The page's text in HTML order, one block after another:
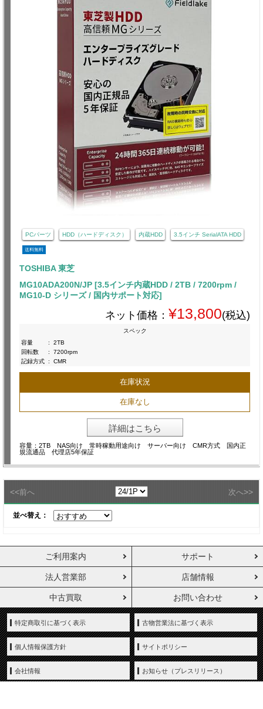
PCパーツ HDD（ハードディスク） 内蔵HDD 3.5インチ SerialATA HDD
送料無料
TOSHIBA 東芝
MG10ADA200N/JP [3.5インチ内蔵HDD / 2TB / 7200rpm /
MG10-D シリーズ / 国内サポート対応]
ネット価格： ¥13,800(税込)
スペック
容量
:
2TB
回転数
:
7200rpm
記録方式 : CMR
在庫状況
在庫なし
詳細はこちら
容量：2TB NAS向け 常時稼動用途向け サーバー向け CMR方式 国内正
規流通品 代理店5年保証
<<前へ 次へ>>
並べ替え：
ご利用案内 サポート
法人営業部 店舗情報
中古買取 お問い合わせ
特定商取引に基づく表示 古物営業法に基づく表示
個人情報保護方針 サイトポリシー
会社情報 お知らせ（プレスリリース）